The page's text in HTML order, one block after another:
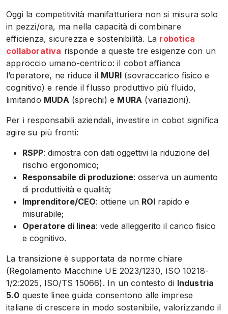
Oggi la competitività manifatturiera non si misura solo
in pezzi/ora, ma nella capacità di combinare
efficienza, sicurezza e sostenibilità. La robotica
collaborativa risponde a queste tre esigenze con un
approccio umano-centrico: il cobot affianca
l’operatore, ne riduce il MURI (sovraccarico fisico e
cognitivo) e rende il flusso produttivo più fluido,
limitando MUDA (sprechi) e MURA (variazioni).
Per i responsabili aziendali, investire in cobot significa
agire su più fronti:
RSPP: dimostra con dati oggettivi la riduzione del
rischio ergonomico;
Responsabile di produzione: osserva un aumento
di produttività e qualità;
Imprenditore/CEO: ottiene un ROI rapido e
misurabile;
Operatore di linea: vede alleggerito il carico fisico
e cognitivo.
La transizione è supportata da norme chiare
(Regolamento Macchine UE 2023/1230, ISO 10218-
1/2:2025, ISO/TS 15066). In un contesto di Industria
5.0 queste linee guida consentono alle imprese
italiane di crescere in modo sostenibile, valorizzando il